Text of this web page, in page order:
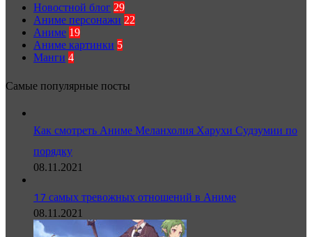
Новостной блог 29
Аниме персонажи 22
Аниме 19
Аниме картинки 5
Манги 4
Самые популярные посты
Как смотреть Аниме Меланхолия Харухи Судзумии по
порядку
08.11.2021
17 самых тревожных отношений в Аниме
08.11.2021